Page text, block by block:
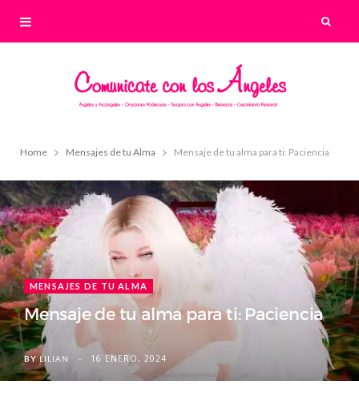
Home Mensajes de tu Alma Mensaje de tu alma para ti: Paciencia
MENSAJES DE TU ALMA
Mensaje de tu alma para ti: Paciencia
BY LILIAN 16 ENERO, 2024